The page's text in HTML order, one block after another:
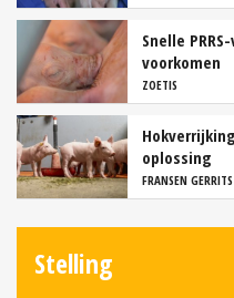
Snelle
voorkomen
ZOETIS
oplossing
FRANSEN GERRITS
Stelling